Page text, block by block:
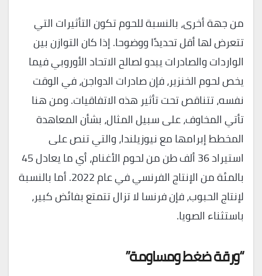
من جهة أخرى، بالنسبة للحوم تكون التأثيرات التي
تتعرض لها أقل تحديدًا ووضوحا. إذا كان التوازن بين
الواردات والصادرات يبدو لصالح الاتحاد الأوروبي فيما
يخص لحوم الخنزير، فإن صادرات الدواجن، في الوقت
نفسه، تتناقص تحت تأثير هذه الاتفاقيات. ومن هنا
تأتي المخاوف، على سبيل المثال، بشأن المعاهدة
المخطط إبرامها مع نيوزيلندا، والتي تنص على
استيراد 36 ألف طن من لحوم الأغنام، أي ما يعادل 45
بالمئة من الإنتاج الفرنسي في عام 2022. أما بالنسبة
لإنتاج الحبوب، فإن فرنسا لا تزال تتمتع بفائض كبير،
باستثناء الصويا.
“ورقة ضغط ومساومة”